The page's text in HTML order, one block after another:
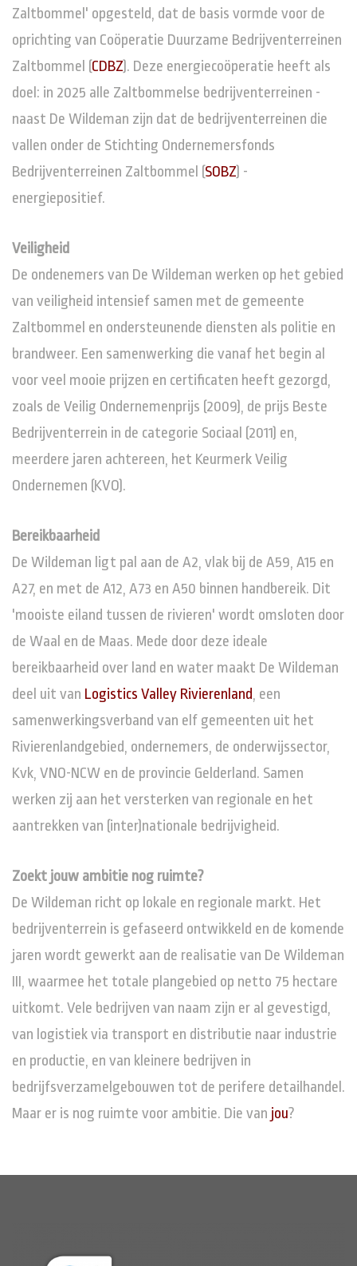
Zaltbommel' opgesteld, dat de basis vormde voor de
oprichting van Coöperatie Duurzame Bedrijventerreinen
Zaltbommel (CDBZ). Deze energiecoöperatie heeft als
doel: in 2025 alle Zaltbommelse bedrijventerreinen -
naast De Wildeman zijn dat de bedrijventerreinen die
vallen onder de Stichting Ondernemersfonds
Bedrijventerreinen Zaltbommel (SOBZ) -
energiepositief.
Veiligheid
De ondenemers van De Wildeman werken op het gebied
van veiligheid intensief samen met de gemeente
Zaltbommel en ondersteunende diensten als politie en
brandweer. Een samenwerking die vanaf het begin al
voor veel mooie prijzen en certificaten heeft gezorgd,
zoals de Veilig Ondernemenprijs (2009), de prijs Beste
Bedrijventerrein in de categorie Sociaal (2011) en,
meerdere jaren achtereen, het Keurmerk Veilig
Ondernemen (KVO).
Bereikbaarheid
De Wildeman ligt pal aan de A2, vlak bij de A59, A15 en
A27, en met de A12, A73 en A50 binnen handbereik. Dit
'mooiste eiland tussen de rivieren' wordt omsloten door
de Waal en de Maas. Mede door deze ideale
bereikbaarheid over land en water maakt De Wildeman
deel uit van Logistics Valley Rivierenland, een
samenwerkingsverband van elf gemeenten uit het
Rivierenlandgebied, ondernemers, de onderwijssector,
Kvk, VNO-NCW en de provincie Gelderland. Samen
werken zij aan het versterken van regionale en het
aantrekken van (inter)nationale bedrijvigheid.
Zoekt jouw ambitie nog ruimte?
De Wildeman richt op lokale en regionale markt. Het
bedrijventerrein is gefaseerd ontwikkeld en de komende
jaren wordt gewerkt aan de realisatie van De Wildeman
III, waarmee het totale plangebied op netto 75 hectare
uitkomt. Vele bedrijven van naam zijn er al gevestigd,
van logistiek via transport en distributie naar industrie
en productie, en van kleinere bedrijven in
bedrijfsverzamelgebouwen tot de perifere detailhandel.
Maar er is nog ruimte voor ambitie. Die van jou?